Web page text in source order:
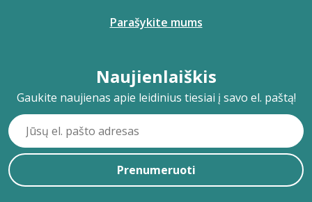
Parašykite mums
Naujienlaiškis
Gaukite naujienas apie leidinius tiesiai į savo el. paštą!
Prenumeruoti